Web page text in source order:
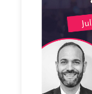
pouvez
l’équipe.
https://
podcast )